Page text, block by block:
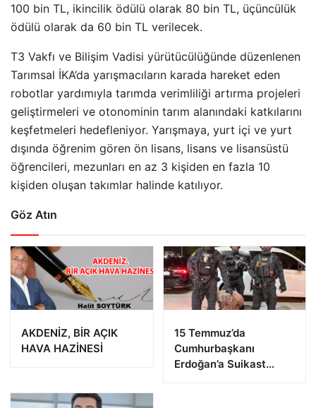
100 bin TL, ikincilik ödülü olarak 80 bin TL, üçüncülük
ödülü olarak da 60 bin TL verilecek.
T3 Vakfı ve Bilişim Vadisi yürütücülüğünde düzenlenen
Tarımsal İKA’da yarışmacıların karada hareket eden
robotlar yardımıyla tarımda verimliliği artırma projeleri
geliştirmeleri ve otonominin tarım alanındaki katkılarını
keşfetmeleri hedefleniyor. Yarışmaya, yurt içi ve yurt
dışında öğrenim gören ön lisans, lisans ve lisansüstü
öğrencileri, mezunları en az 3 kişiden en fazla 10
kişiden oluşan takımlar halinde katılıyor.
Göz Atın
AKDENİZ, BİR AÇIK
HAVA HAZİNESİ
15 Temmuz’da
Cumhurbaşkanı
Erdoğan’a Suikast